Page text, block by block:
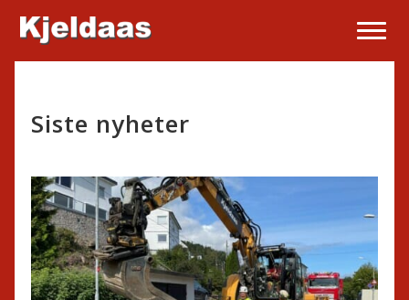
Siste nyheter